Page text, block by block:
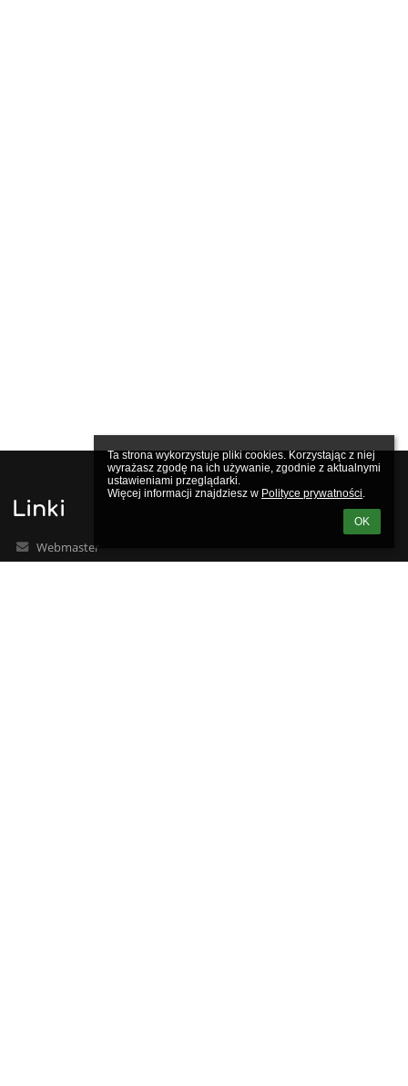
Ta strona wykorzystuje pliki cookies. Korzystając z niej
wyrażasz zgodę na ich używanie, zgodnie z aktualnymi
ustawieniami przeglądarki.
Więcej informacji znajdziesz w Polityce prywatności.
OK
Linki
Webmaster